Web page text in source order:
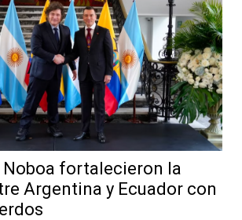
Noboa fortalecieron la
Argentina y Ecuador con